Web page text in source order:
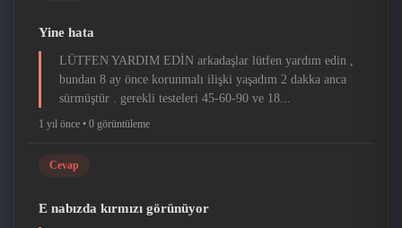
Yine hata
LÜTFEN YARDIM EDİN arkadaşlar lütfen yardım edin ,
bundan 8 ay önce korunmalı ilişki yaşadım 2 dakka anca
sürmüştür . gerekli testeleri 45-60-90 ve 18...
1 yıl önce • 0 görüntüleme
Cevap
E nabızda kırmızı görünüyor